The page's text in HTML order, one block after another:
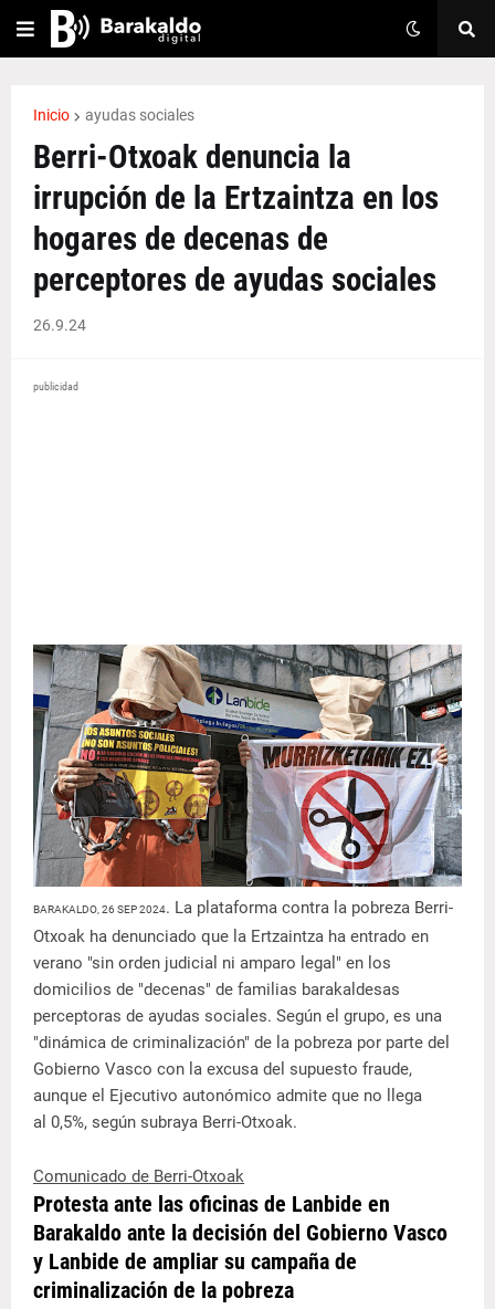
Inicio ayudas sociales
Berri-Otxoak denuncia la
irrupción de la Ertzaintza en los
hogares de decenas de
perceptores de ayudas sociales
26.9.24
publicidad
BARAKALDO, 26 SEP 2024. La plataforma contra la pobreza Berri-
Otxoak ha denunciado que la Ertzaintza ha entrado en
verano "sin orden judicial ni amparo legal" en los
domicilios de "decenas" de familias barakaldesas
perceptoras de ayudas sociales. Según el grupo, es una
"dinámica de criminalización" de la pobreza por parte del
Gobierno Vasco con la excusa del supuesto fraude,
aunque el Ejecutivo autonómico admite que no llega
al 0,5%, según subraya Berri-Otxoak.
Comunicado de Berri-Otxoak
Protesta ante las oficinas de Lanbide en
Barakaldo ante la decisión del Gobierno Vasco
y Lanbide de ampliar su campaña de
criminalización de la pobreza